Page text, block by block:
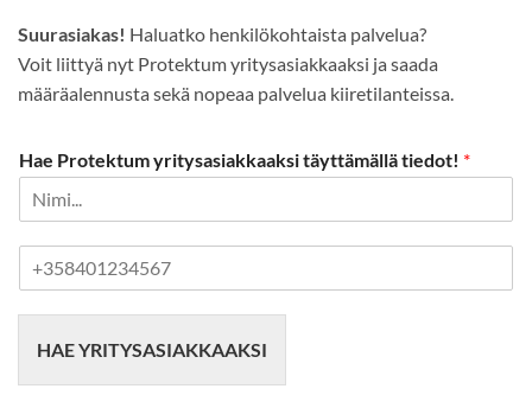
Suurasiakas! Haluatko henkilökohtaista palvelua?
Voit liittyä nyt Protektum yritysasiakkaaksi ja saada
määräalennusta sekä nopeaa palvelua kiiretilanteissa.
Hae Protektum yritysasiakkaaksi täyttämällä tiedot! *
HAE YRITYSASIAKKAAKSI